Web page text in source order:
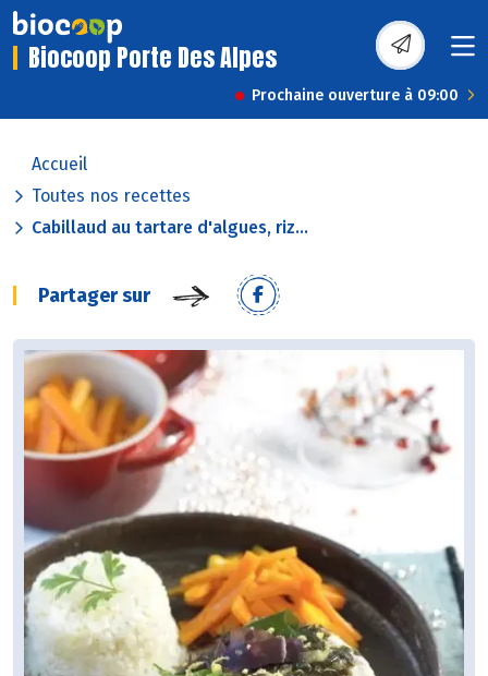
Biocoop Porte Des Alpes
Prochaine ouverture à 09:00
Accueil
Toutes nos recettes
Cabillaud au tartare d'algues, riz...
Partager sur